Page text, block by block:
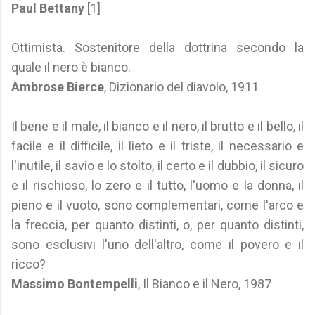
Paul Bettany [1]
Ottimista. Sostenitore della dottrina secondo la
quale il nero è bianco.
Ambrose Bierce, Dizionario del diavolo, 1911
Il bene e il male, il bianco e il nero, il brutto e il bello, il
facile e il difficile, il lieto e il triste, il necessario e
l'inutile, il savio e lo stolto, il certo e il dubbio, il sicuro
e il rischioso, lo zero e il tutto, l'uomo e la donna, il
pieno e il vuoto, sono complementari, come l'arco e
la freccia, per quanto distinti, o, per quanto distinti,
sono esclusivi l'uno dell'altro, come il povero e il
ricco?
Massimo Bontempelli, Il Bianco e il Nero, 1987